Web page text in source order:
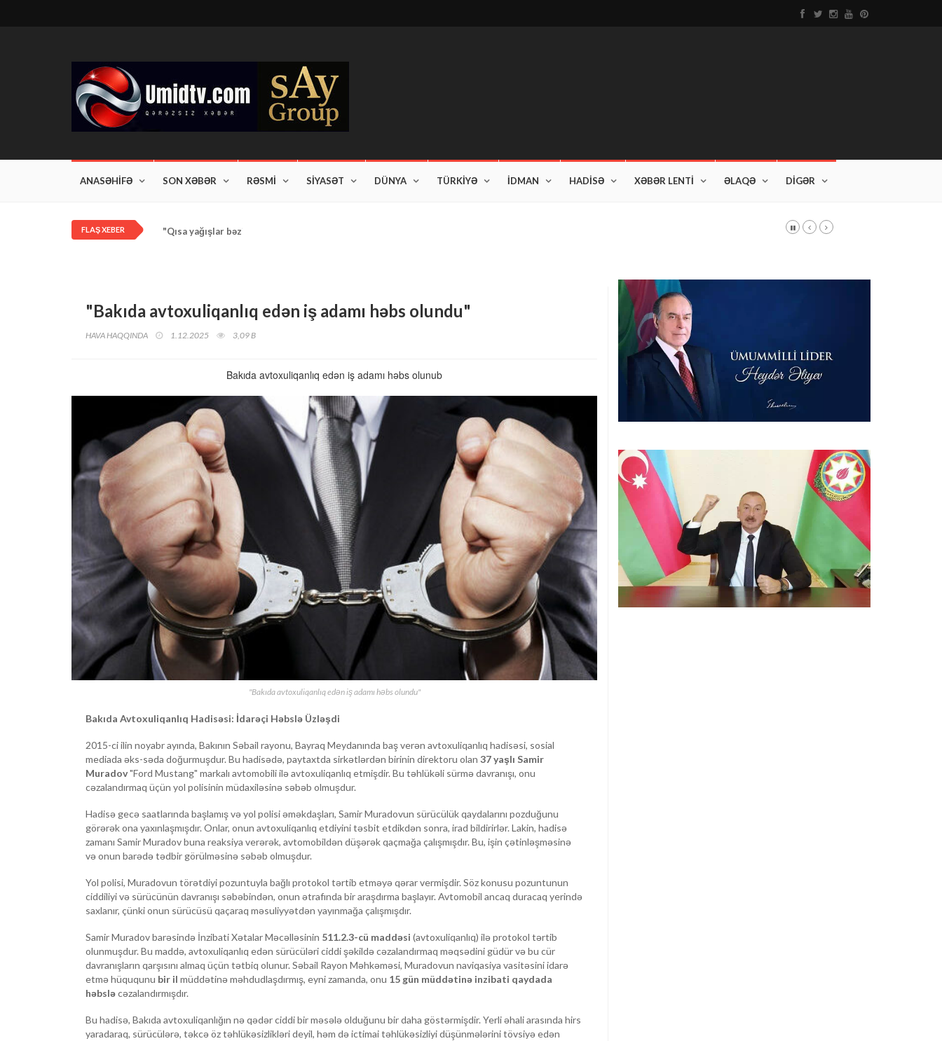
ANASƏHİFƏ SON XƏBƏR RƏSMİ SİYASƏT DÜNYA TÜRKİYƏ İDMAN HADİSƏ XƏBƏR LENTİ ƏLAQƏ DİGƏR
FLAŞ XEBER "Qısa yağışlar bəzi rayonlarda davam edir"
"Bakıda avtoxuliqanlıq edən iş adamı həbs olundu"
HAVA HAQQINDA 1.12.2025 3,09 B
Bakıda avtoxuliqanlıq edən iş adamı həbs olunub
"Bakıda avtoxuliqanlıq edən iş adamı həbs olundu"
Bakıda Avtoxuliqanlıq Hadisəsi: İdarəçi Həbslə Üzləşdi
2015-ci ilin noyabr ayında, Bakının Səbail rayonu, Bayraq Meydanında baş verən avtoxuliqanlıq hadisəsi, sosial
mediada əks-səda doğurmuşdur. Bu hadisədə, paytaxtda sirkətlərdən birinin direktoru olan 37 yaşlı Samir
Muradov"Ford Mustang" markalı avtomobili ilə avtoxuliqanlıq etmişdir. Bu təhlükəli sürmə davranışı, onu
cəzalandırmaq üçün yol polisinin müdaxiləsinə səbəb olmuşdur.
Hadisə gecə saatlarında başlamış və yol polisi əməkdaşları, Samir Muradovun sürücülük qaydalarını pozduğunu
görərək ona yaxınlaşmışdır. Onlar, onun avtoxuliqanlıq etdiyini təsbit etdikdən sonra, irad bildirirlər. Lakin, hadisə
zamanı Samir Muradov buna reaksiya verərək, avtomobildən düşərək qaçmağa çalışmışdır. Bu, işin çətinləşməsinə
və onun barədə tədbir görülməsinə səbəb olmuşdur.
Yol polisi, Muradovun törətdiyi pozuntuyla bağlı protokol tərtib etməyə qərar vermişdir. Söz konusu pozuntunun
ciddiliyi və sürücünün davranışı səbəbindən, onun ətrafında bir araşdırma başlayır. Avtomobil ancaq duracaq yerində
saxlanır, çünki onun sürücüsü qaçaraq məsuliyyətdən yayınmağa çalışmışdır.
Samir Muradov barəsində İnzibati Xətalar Məcəlləsinin 511.2.3-cü maddəsi (avtoxuliqanlıq) ilə protokol tərtib
olunmuşdur. Bu maddə, avtoxuliqanlıq edən sürücüləri ciddi şəkildə cəzalandırmaq məqsədini güdür və bu cür
davranışların qarşısını almaq üçün tətbiq olunur. Səbail Rayon Məhkəməsi, Muradovun naviqasiya vasitəsini idarə
etmə hüququnu bir il müddətinə məhdudlaşdırmış, eyni zamanda, onu 15 gün müddətinə inzibati qaydada
həbsləcəzalandırmışdır.
Bu hadisə, Bakıda avtoxuliqanlığın nə qədər ciddi bir məsələ olduğunu bir daha göstərmişdir. Yerli əhali arasında hirs
yaradaraq, sürücülərə, təkcə öz təhlükəsizlikləri deyil, həm də ictimai təhlükəsizliyi düşünmələrini tövsiyə edən